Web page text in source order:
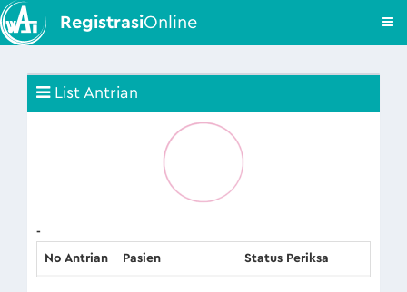
RegistrasiOnline
List Antrian
-
No Antrian Pasien Status Periksa